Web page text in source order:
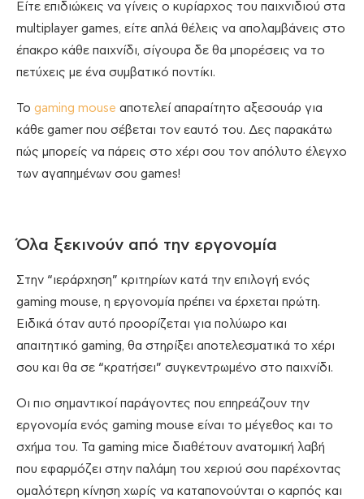
Είτε επιδιώκεις να γίνεις ο κυρίαρχος του παιχνιδιού στα
multiplayer games, είτε απλά θέλεις να απολαμβάνεις στο
έπακρο κάθε παιχνίδι, σίγουρα δε θα μπορέσεις να το
πετύχεις με ένα συμβατικό ποντίκι.
Το gaming mouse αποτελεί απαραίτητο αξεσουάρ για
κάθε gamer που σέβεται τον εαυτό του. Δες παρακάτω
πώς μπορείς να πάρεις στο χέρι σου τον απόλυτο έλεγχο
των αγαπημένων σου games!
Όλα ξεκινούν από την εργονομία
Στην “ιεράρχηση” κριτηρίων κατά την επιλογή ενός
gaming mouse, η εργονομία πρέπει να έρχεται πρώτη.
Ειδικά όταν αυτό προορίζεται για πολύωρο και
απαιτητικό gaming, θα στηρίξει αποτελεσματικά το χέρι
σου και θα σε “κρατήσει” συγκεντρωμένο στο παιχνίδι.
Οι πιο σημαντικοί παράγοντες που επηρεάζουν την
εργονομία ενός gaming mouse είναι το μέγεθος και το
σχήμα του. Τα gaming mice διαθέτουν ανατομική λαβή
που εφαρμόζει στην παλάμη του χεριού σου παρέχοντας
ομαλότερη κίνηση χωρίς να καταπονούνται ο καρπός και